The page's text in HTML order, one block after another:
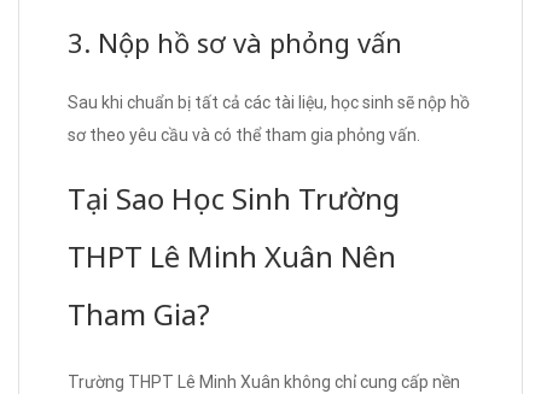
3. Nộp hồ sơ và phỏng vấn
Sau khi chuẩn bị tất cả các tài liệu, học sinh sẽ nộp hồ
sơ theo yêu cầu và có thể tham gia phỏng vấn.
Tại Sao Học Sinh Trường
THPT Lê Minh Xuân Nên
Tham Gia?
Trường THPT Lê Minh Xuân không chỉ cung cấp nền